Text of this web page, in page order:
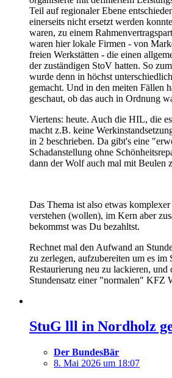
Teil auf regionaler Ebene
einerseits nicht ersetzt werden
waren, zu einem
waren hier lokale Firmen - von
freien Werkstätten - die einen
der zuständigen StoV hatten. So
wurde denn in höchst
gemacht. Und in den meiten Fällen
geschaut, ob das auch in Ordnung
Viertens: heute. Auch die HIL, die
macht z.B. keine
in 2 beschrieben. Da gibt's eine
Schadanstellung ohne
dann der Wolf auch mal mit Beulen
Das Thema ist also etwas
verstehen (wollen), im Kern aber
bekommst was Du bezahltst.
Rechnet mal den Aufwand an
zu zerlegen, aufzubereiten um es im
Restaurierung neu zu lackieren, und
Stundensatz einer "normalen" KFZ
StuG lll in Nordholz
Der BundesBär
8. Mai 2026 um 18:07